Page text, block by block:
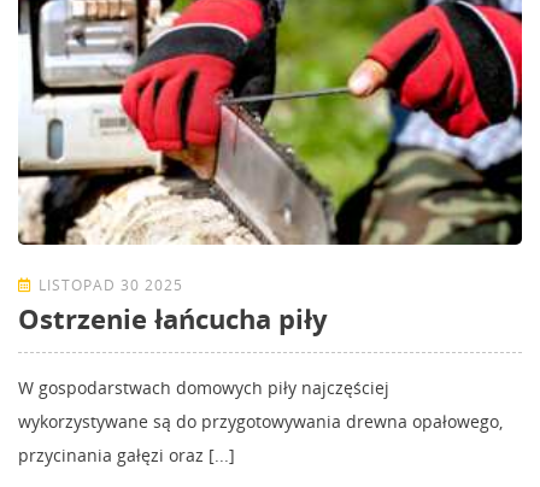
LISTOPAD 30 2025
Ostrzenie łańcucha piły
W gospodarstwach domowych piły najczęściej
wykorzystywane są do przygotowywania drewna opałowego,
przycinania gałęzi oraz [...]